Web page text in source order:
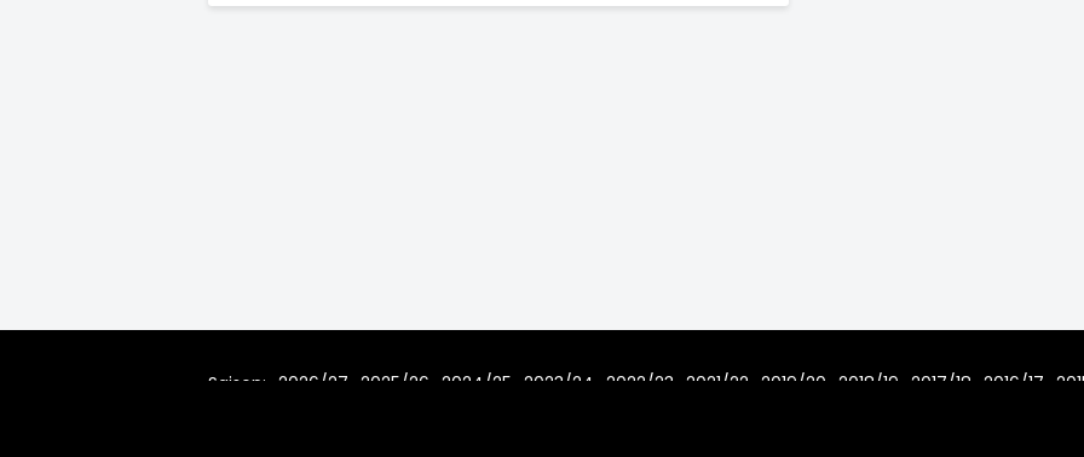
Saison: 2026/27 2025/26 2024/25 2023/24 2022/23 2021/22 2019/20 2018/19 2017/18 2016/17